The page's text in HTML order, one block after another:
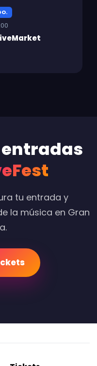
tu entrada y
la música en Gran